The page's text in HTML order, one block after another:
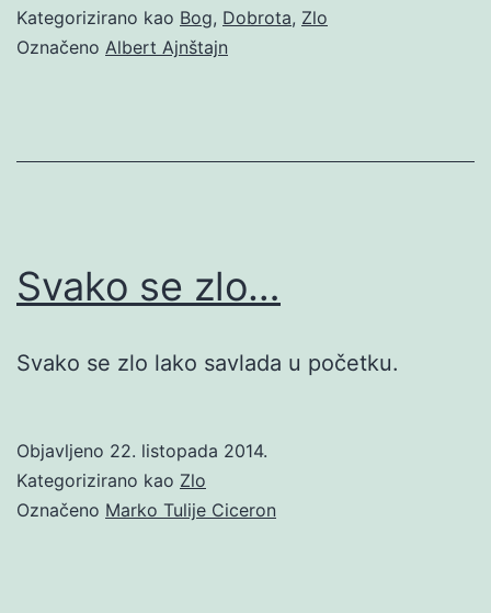
Kategorizirano kao Bog, Dobrota, Zlo
Označeno Albert Ajnštajn
Svako se zlo…
Svako se zlo lako savlada u početku.
Objavljeno 22. listopada 2014.
Kategorizirano kao Zlo
Označeno Marko Tulije Ciceron